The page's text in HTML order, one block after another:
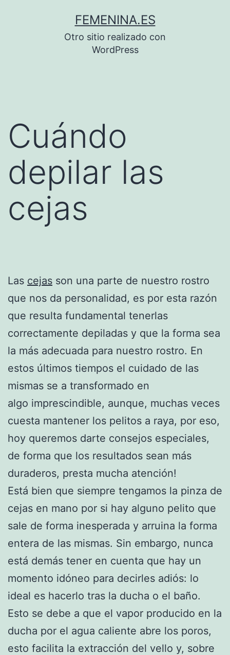
FEMENINA.ES
Otro sitio realizado con
WordPress
Cuándo
depilar las
cejas
Las cejas son una parte de nuestro rostro
que nos da personalidad, es por esta razón
que resulta fundamental tenerlas
correctamente depiladas y que la forma sea
la más adecuada para nuestro rostro. En
estos últimos tiempos el cuidado de las
mismas se a transformado en
algo imprescindible, aunque, muchas veces
cuesta mantener los pelitos a raya, por eso,
hoy queremos darte consejos especiales,
de forma que los resultados sean más
duraderos, presta mucha atención!
Está bien que siempre tengamos la pinza de
cejas en mano por si hay alguno pelito que
sale de forma inesperada y arruina la forma
entera de las mismas. Sin embargo, nunca
está demás tener en cuenta que hay un
momento idóneo para decirles adiós: lo
ideal es hacerlo tras la ducha o el baño.
Esto se debe a que el vapor producido en la
ducha por el agua caliente abre los poros,
esto facilita la extracción del vello y, sobre